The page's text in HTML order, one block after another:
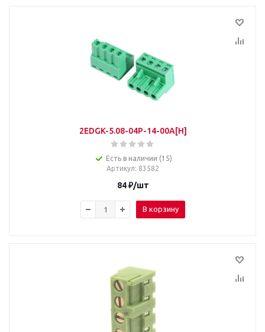
2EDGK-5.08-04P-14-00A[H]
Есть в наличии (15)
Артикул: 83582
84₽/шт
В корзину